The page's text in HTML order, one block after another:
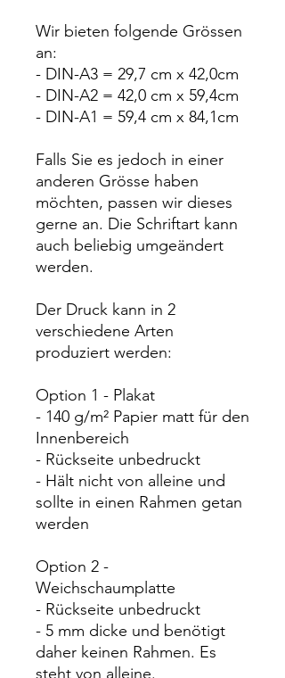
Wir bieten folgende Grössen
an:
- DIN-A3 = 29,7 cm x 42,0cm
- DIN-A2 = 42,0 cm x 59,4cm
- DIN-A1 = 59,4 cm x 84,1cm
Falls Sie es jedoch in einer
anderen Grösse haben
möchten, passen wir dieses
gerne an. Die Schriftart kann
auch beliebig umgeändert
werden.
Der Druck kann in 2
verschiedene Arten
produziert werden:
Option 1 - Plakat
- 140 g/m² Papier matt für den
Innenbereich
- Rückseite unbedruckt
- Hält nicht von alleine und
sollte in einen Rahmen getan
werden
Option 2 -
Weichschaumplatte
- Rückseite unbedruckt
- 5 mm dicke und benötigt
daher keinen Rahmen. Es
steht von alleine.